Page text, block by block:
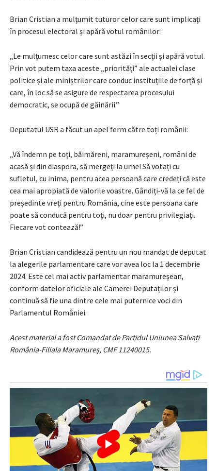
Brian Cristian a mulțumit tuturor celor care sunt implicați
în procesul electoral și apără votul românilor:
„Le mulțumesc celor care sunt astăzi în secții și apără votul.
Prin vot putem taxa aceste „priorități” ale actualei clase
politice și ale miniștrilor care conduc instituțiile de forță și
care, în loc să se asigure de respectarea procesului
democratic, se ocupă de găinării.”
Deputatul USR a făcut un apel ferm către toți românii:
„Vă îndemn pe toți, băimăreni, maramureșeni, români de
acasă și din diaspora, să mergeți la urne! Să votați cu
sufletul, cu inima, pentru acea persoană care credeți că este
cea mai apropiată de valorile voastre. Gândiți-vă la ce fel de
președinte vreți pentru România, cine este persoana care
poate să conducă pentru toți, nu doar pentru privilegiați.
Fiecare vot contează!”
Brian Cristian candidează pentru un nou mandat de deputat
la alegerile parlamentare care vor avea loc la 1 decembrie
2024. Este cel mai activ parlamentar maramureșean,
conform datelor oficiale ale Camerei Deputaților și
continuă să fie una dintre cele mai puternice voci din
Parlamentul României.
Acest material a fost Comandat de Partidul Uniunea Salvați
România-Filiala Maramureș, CMF 11240015.